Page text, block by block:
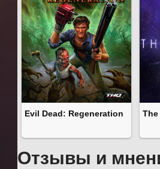
Evil Dead: Regeneration The
Отзывы и